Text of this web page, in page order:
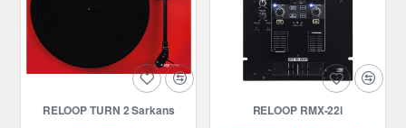
RELOOP TURN 2 Sarkans RELOOP RMX-22i